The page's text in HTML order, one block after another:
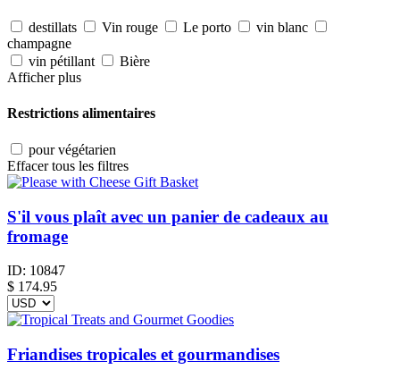
destillats Vin rouge Le porto
vin blanc
champagne
vin pétillant
Bière
Afficher plus
Restrictions alimentaires
pour végétarien
Effacer tous les filtres
S'il vous plaît avec un panier de cadeaux au
fromage
ID: 10847
$ 174.95
Friandises tropicales et gourmandises